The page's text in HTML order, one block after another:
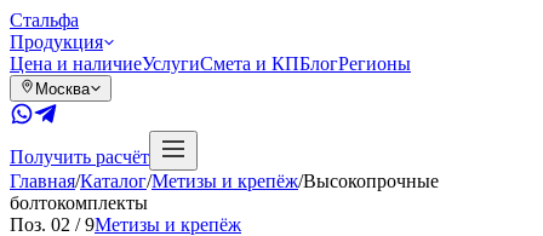
Стальфа
Продукция
Цена и наличиеУслугиСмета и КПБлогРегионы
Москва
Получить расчёт
Главная/Каталог/Метизы и крепёж/Высокопрочные
болтокомплекты
Поз. 02 /9Метизы и крепёж